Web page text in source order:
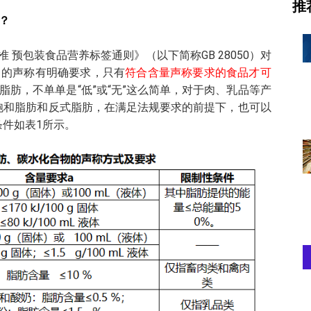
预包装食品营养标签通则》（以下简称GB 28050）对
声称有明确要求，只有符合含量声称要求的食品才可
肪，不单单是“低”或“无”这么简单，对于肉、乳品等产
和脂肪和反式脂肪，在满足法规要求的前提下，也可以
如表1所示。
推